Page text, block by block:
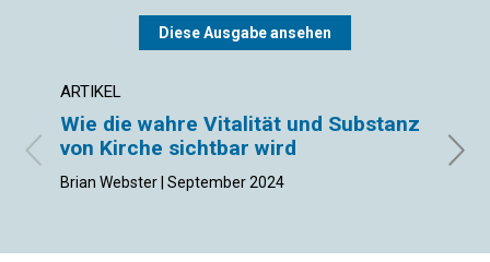
Diese Ausgabe ansehen
ARTIKEL
Wie die wahre Vitalität und Substanz
von Kirche sichtbar wird
Brian Webster | September 2024